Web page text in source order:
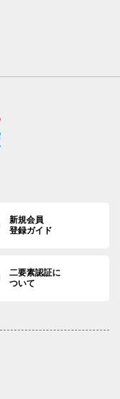
新規会員
登録ガイド
二要素認証に
ついて